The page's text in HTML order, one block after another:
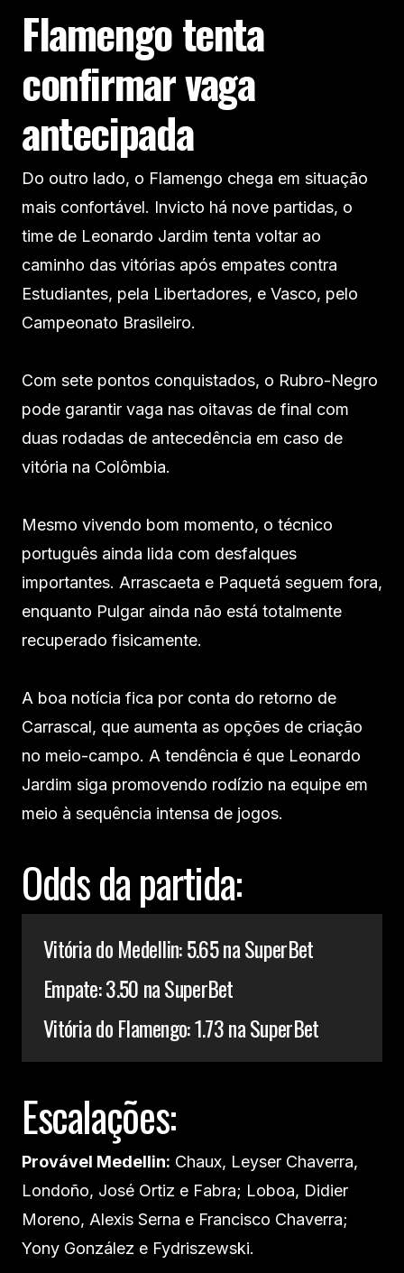
Flamengo tenta
confirmar vaga
antecipada
Do outro lado, o Flamengo chega em situação
mais confortável. Invicto há nove partidas, o
time de Leonardo Jardim tenta voltar ao
caminho das vitórias após empates contra
Estudiantes, pela Libertadores, e Vasco, pelo
Campeonato Brasileiro.
Com sete pontos conquistados, o Rubro-Negro
pode garantir vaga nas oitavas de final com
duas rodadas de antecedência em caso de
vitória na Colômbia.
Mesmo vivendo bom momento, o técnico
português ainda lida com desfalques
importantes. Arrascaeta e Paquetá seguem fora,
enquanto Pulgar ainda não está totalmente
recuperado fisicamente.
A boa notícia fica por conta do retorno de
Carrascal, que aumenta as opções de criação
no meio-campo. A tendência é que Leonardo
Jardim siga promovendo rodízio na equipe em
meio à sequência intensa de jogos.
Odds da partida:
Vitória do Medellin: 5.65 na SuperBet
Empate: 3.50 na SuperBet
Vitória do Flamengo: 1.73 na SuperBet
Escalações:
Provável Medellin: Chaux, Leyser Chaverra,
Londoño, José Ortiz e Fabra; Loboa, Didier
Moreno, Alexis Serna e Francisco Chaverra;
Yony González e Fydriszewski.